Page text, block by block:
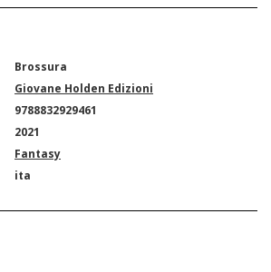
Brossura
Giovane Holden Edizioni
9788832929461
2021
Fantasy
ita